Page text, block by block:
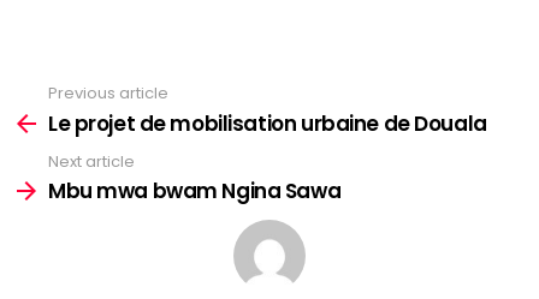
more
Previous article
Le projet de mobilisation urbaine de Douala
Next article
Mbu mwa bwam Ngina Sawa